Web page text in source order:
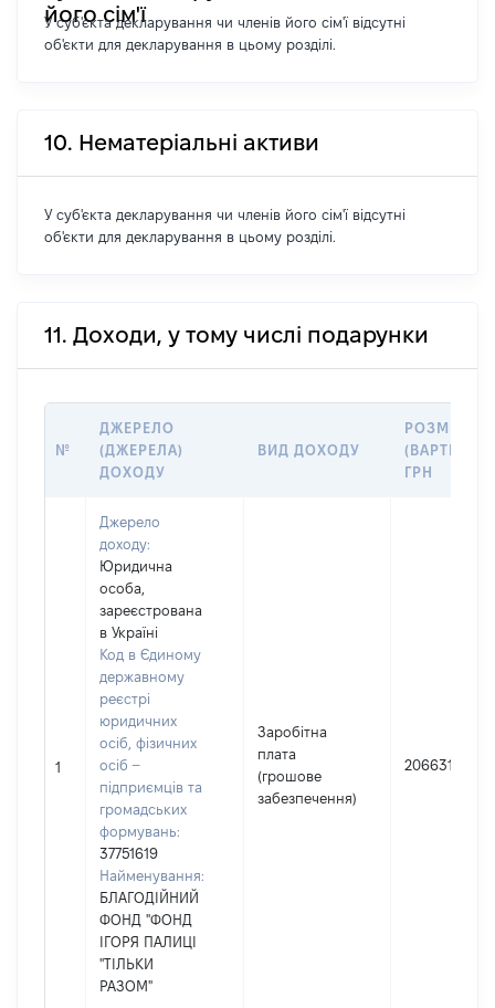
його сім'ї
У суб'єкта декларування чи членів його сім'ї відсутні
об'єкти для декларування в цьому розділі.
10. Нематеріальні активи
У суб'єкта декларування чи членів його сім'ї відсутні
об'єкти для декларування в цьому розділі.
11. Доходи, у тому числі подарунки
№
ДЖЕРЕЛО
(ДЖЕРЕЛА)
ДОХОДУ
ВИД ДОХОДУ
РОЗМІР
(ВАРТІСТЬ),
ГРН
1
Джерело
доходу:
Юридична
особа,
зареєстрована
в Україні
Код в Єдиному
державному
реєстрі
юридичних
осіб, фізичних
осіб –
підприємців та
громадських
формувань:
37751619
Найменування:
БЛАГОДІЙНИЙ
ФОНД "ФОНД
ІГОРЯ ПАЛИЦІ
"ТІЛЬКИ
РАЗОМ"
Заробітна
плата
(грошове
забезпечення)
206631